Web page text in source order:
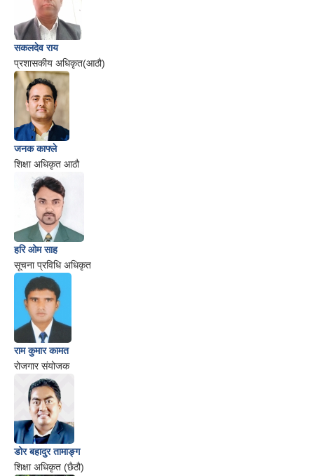
सकलदेव राय
प्रशासकीय अधिकृत(आठौ)
जनक काफ्ले
शिक्षा अधिकृत आठौ
हरि ओम साह
सूचना प्रविधि अधिकृत
राम कुमार कामत
रोजगार संयोजक
डोर बहादुर तामाङ्ग
शिक्षा अधिकृत (छैठौ)